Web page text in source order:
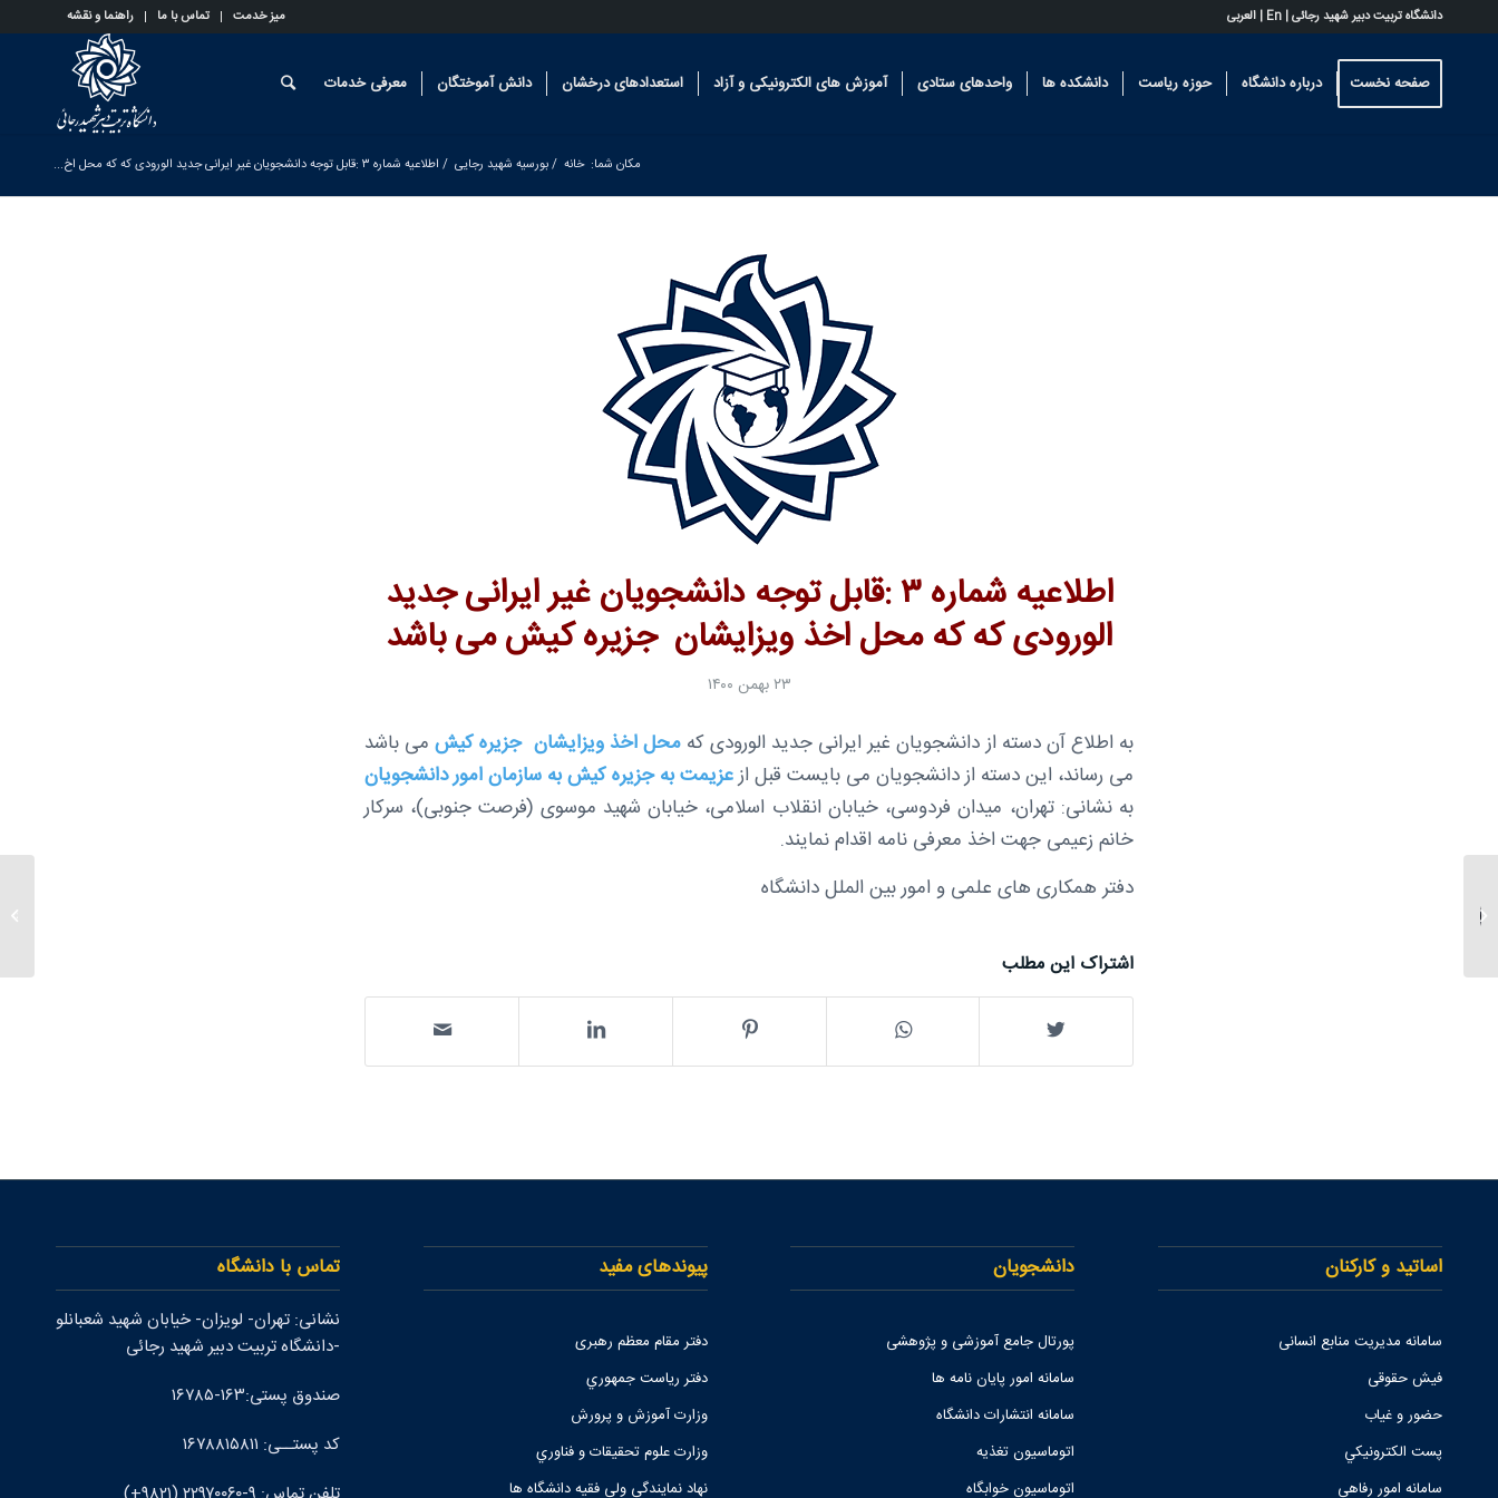
میز خدمت تماس با ما راهنما و نقشه دانشگاه تربیت دبیر شهید رجائی | En
| العربی
صفحه نخست درباره دانشگاه حوزه ریاست دانشکده ها واحدهای ستادی آموزش های الکترونیکی و آزاد استعدادهای درخشان دانش آموختگان معرفی خدمات
مکان شما: خانه /بورسیه شهید رجایی / اطلاعیه شماره ۳ :قابل توجه دانشجویان غیر ایرانی جدید الورودی که که محل اخ...
اطلاعیه شماره ۳ :قابل توجه دانشجویان غیر ایرانی جدید
الورودی که که محل اخذ ویزایشان جزیره کیش می باشد
۲۳ بهمن ۱۴۰۰
به اطلاع آن دسته از دانشجویان غیر ایرانی جدید الورودی کهمحل اخذ ویزایشان جزیره کیشمی باشد
می رساند، این دسته از دانشجویان می بایست قبل ازعزیمت به جزیره کیش به سازمان امور دانشجویان
به نشانی: تهران، میدان فردوسی، خیابان انقلاب اسلامی، خیابان شهید موسوی (فرصت جنوبی)، سرکار
خانم زعیمی جهت اخذ معرفی نامه اقدام نمایند.
دفتر همکاری های علمی و امور بین الملل دانشگاه
اشتراک این مطلب
اساتید و کارکنان
سامانه مدیریت منابع انسانی
فیش حقوقی
حضور و غیاب
پست الكترونيكي
سامانه امور رفاهی
دانشجویان
پورتال جامع آموزشی و پژوهشی
سامانه امور پایان نامه ها
سامانه انتشارات دانشگاه
اتوماسیون تغذیه
اتوماسیون خوابگاه
پیوندهای مفید
دفتر مقام معظم رهبری
دفتر رياست جمهوري
وزارت آموزش و پرورش
وزارت علوم تحقيقات و فناوري
نهاد نمايندگي ولي فقيه دانشگاه ها
تماس با دانشگاه
نشانی: تهران- لويزان- خيابان شهيد شعبانلو
-دانشگاه تربيت دبير شهيد رجائی
صندوق پستی:۱۶۳-۱۶۷۸۵
کد پستــی: ۱۶۷۸۸۱۵۸۱۱